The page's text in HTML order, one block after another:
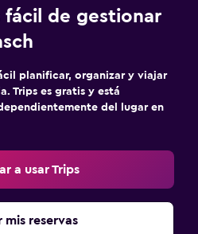
fácil de gestionar
planificar, organizar y viajar
Trips es gratis y está
del lugar en
a usar Trips
mis reservas